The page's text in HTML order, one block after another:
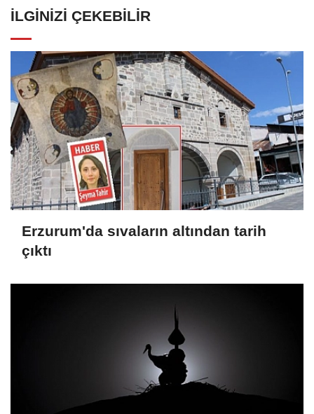
İLGINIZI ÇEKEBILIR
Erzurum'da sıvaların altından tarih
çıktı